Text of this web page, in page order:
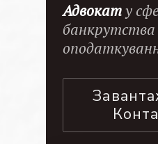
Адвокату